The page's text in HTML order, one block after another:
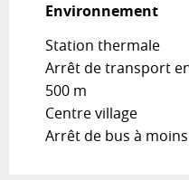
Environnement
Environnement
Station thermale
Arrêt de transport
500 m
Centre village
Arrêt de bus à